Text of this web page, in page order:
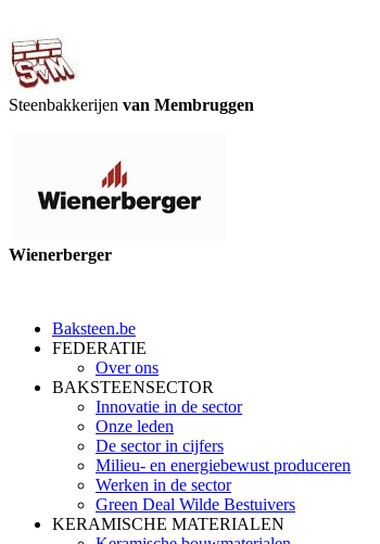
Steenbakkerijen van Membruggen
Wienerberger
Baksteen.be
FEDERATIE
Over ons
BAKSTEENSECTOR
Innovatie in de sector
Onze leden
De sector in cijfers
Milieu- en energiebewust produceren
Werken in de sector
Green Deal Wilde Bestuivers
KERAMISCHE MATERIALEN